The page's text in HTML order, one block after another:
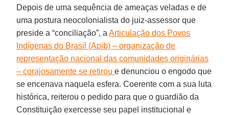
Depois de uma sequência de ameaças veladas e de
uma postura neocolonialista do juiz-assessor que
preside a “conciliação”, aArticulação dos Povos
Indígenas do Brasil (Apib) – organização de
representação nacional das comunidades originárias
– corajosamente se retiroue denunciou o engodo que
se encenava naquela esfera. Coerente com a sua luta
histórica, reiterou o pedido para que o guardião da
Constituição exercesse seu papel institucional e